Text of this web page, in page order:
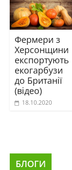
Фермери з
Херсонщини
експортують
екогарбузи
до Британії
(відео)
18.10.2020
БЛОГИ